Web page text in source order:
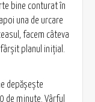
bine conturat în
una de urcare
facem câteva
planul iniţial.
depăşeşte
de minute. Vârful